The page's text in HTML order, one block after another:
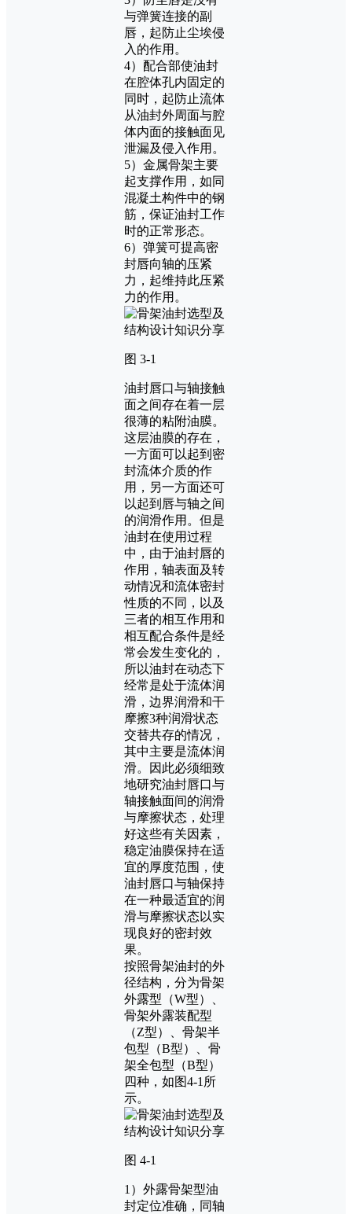
与弹簧连接的副
唇，起防止尘埃侵
入的作用。
4）配合部使油封
在腔体孔内固定的
同时，起防止流体
从油封外周面与腔
体内面的接触面见
泄漏及侵入作用。
5）金属骨架主要
起支撑作用，如同
混凝土构件中的钢
筋，保证油封工作
时的正常形态。
6）弹簧可提高密
封唇向轴的压紧
力，起维持此压紧
力的作用。
图 3-1
油封唇口与轴接触
面之间存在着一层
很薄的粘附油膜。
这层油膜的存在，
一方面可以起到密
封流体介质的作
用，另一方面还可
以起到唇与轴之间
的润滑作用。但是
油封在使用过程
中，由于油封唇的
作用，轴表面及转
动情况和流体密封
性质的不同，以及
三者的相互作用和
相互配合条件是经
常会发生变化的，
所以油封在动态下
经常是处于流体润
滑，边界润滑和干
摩擦3种润滑状态
交替共存的情况，
其中主要是流体润
滑。因此必须细致
地研究油封唇口与
轴接触面间的润滑
与摩擦状态，处理
好这些有关因素，
稳定油膜保持在适
宜的厚度范围，使
油封唇口与轴保持
在一种最适宜的润
滑与摩擦状态以实
现良好的密封效
果。
按照骨架油封的外
径结构，分为骨架
外露型（W型）、
骨架外露装配型
（Z型）、骨架半
包型（B型）、骨
架全包型（B型）
四种，如图4-1所
示。
图 4-1
1）外露骨架型油
封定位准确，同轴